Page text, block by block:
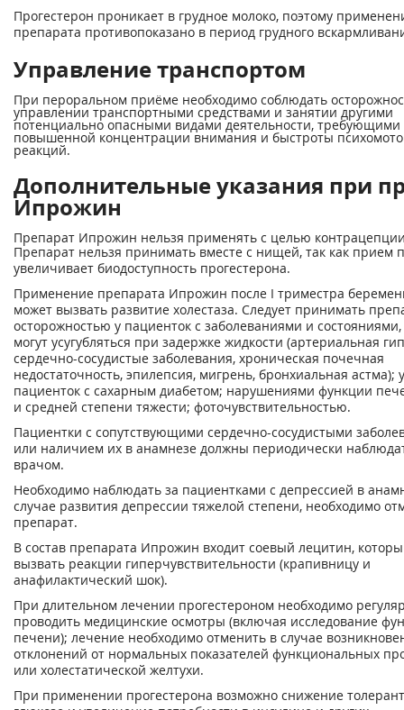
Прогестерон проникает в грудное молоко, поэтому
препарата противопоказано в период грудного
Управление транспортом
При пероральном приёме необходимо соблюдать
управлении транспортными средствами и занятии другими
потенциально опасными видами деятельности, требующими
повышенной концентрации внимания и быстроты
реакций.
Дополнительные указания при
Ипрожин
Препарат Ипрожин нельзя применять с целью
Препарат нельзя принимать вместе с нищей, так как прием
увеличивает биодоступность прогестерона.
Применение препарата Ипрожин после I триместра
может вызвать развитие холестаза. Следует принимать
осторожностью у пациенток с заболеваниями и
могут усугубляться при задержке жидкости (артериальная
сердечно-сосудистые заболевания, хроническая почечная
недостаточность, эпилепсия, мигрень, бронхиальная астма); у
пациенток с сахарным диабетом; нарушениями функции
и средней степени тяжести; фоточувствительностью.
Пациентки с сопутствующими сердечно-сосудистыми
или наличием их в анамнезе должны периодически
врачом.
Необходимо наблюдать за пациентками с депрессией в
случае развития депрессии тяжелой степени, необходимо
препарат.
В состав препарата Ипрожин входит соевый лецитин,
вызвать реакции гиперчувствительности (крапивницу и
анафилактический шок).
При длительном лечении прогестероном необходимо
проводить медицинские осмотры (включая исследование
печени); лечение необходимо отменить в случае
отклонений от нормальных показателей функциональных
или холестатической желтухи.
При применении прогестерона возможно снижение